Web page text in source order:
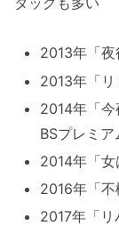
2013年「夜
2013年「リ
2014年「
BSプレミア
2014年「女
2016年「不
2017年「リ